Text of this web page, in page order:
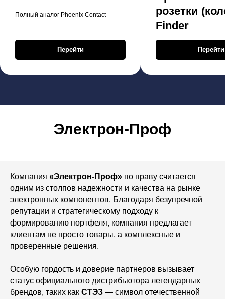
Полный аналог Phoenix Contact
Перейти
розетки
Finder
Перейти
Электрон-Проф
Компания «Электрон-Проф» по праву считается
одним из столпов надежности и качества на рынке
электронных компонентов. Благодаря безупречной
репутации и стратегическому подходу к
формированию портфеля, компания предлагает
клиентам не просто товары, а комплексные и
проверенные решения.
Особую гордость и доверие партнеров вызывает
статус официального дистрибьютора легендарных
брендов, таких как СТЭЗ — символ отечественной